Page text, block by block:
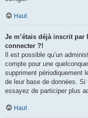
Haut
Je m’étais déjà inscrit
connecter ?!
Il est possible qu’un
compte pour une
suppriment périodiquement
de leur base de données.
essayez de participer plus
Haut